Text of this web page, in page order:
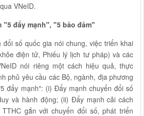
VNeID.
"5 đẩy mạnh", "5 bảo đảm"
số quốc gia nói chung, việc triển khai
điện tử, Phiếu lý lịch tư pháp) và các
nói riêng một cách hiệu quả, thực
phủ yêu cầu các Bộ, ngành, địa phương
đẩy mạnh": (i) Đẩy mạnh chuyển đổi số
và hành động; (ii) Đẩy mạnh cải cách
gắn với chuyển đổi số, phát triển